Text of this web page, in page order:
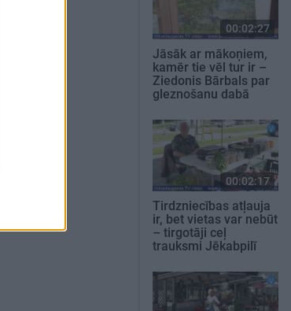
00:02:27
Jāsāk ar mākoņiem,
kamēr tie vēl tur ir –
Ziedonis Bārbals par
gleznošanu dabā
00:02:17
Tirdzniecības atļauja
ir, bet vietas var nebūt
– tirgotāji ceļ
trauksmi Jēkabpilī